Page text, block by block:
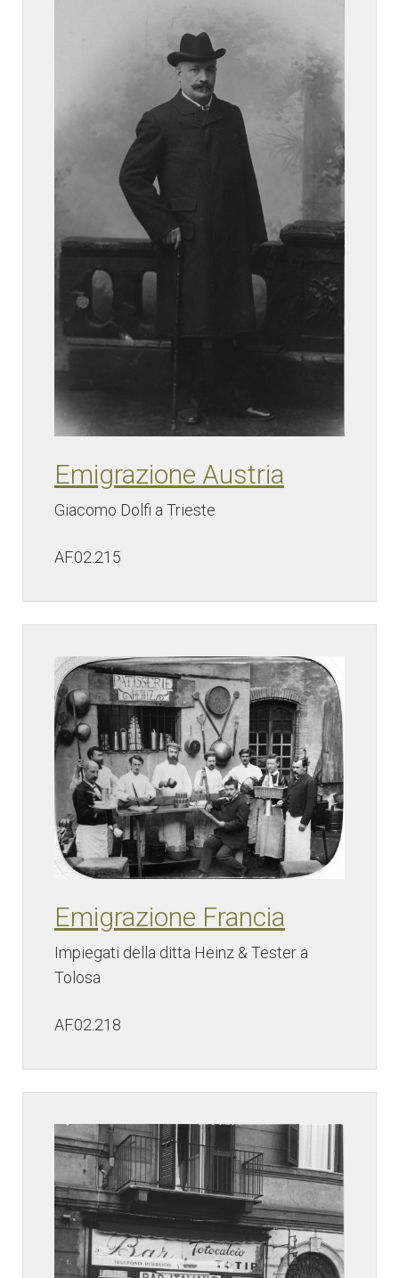
Emigrazione Austria
Giacomo Dolfi a Trieste
AF.02.215
Emigrazione Francia
Impiegati della ditta Heinz & Tester a
Tolosa
AF.02.218